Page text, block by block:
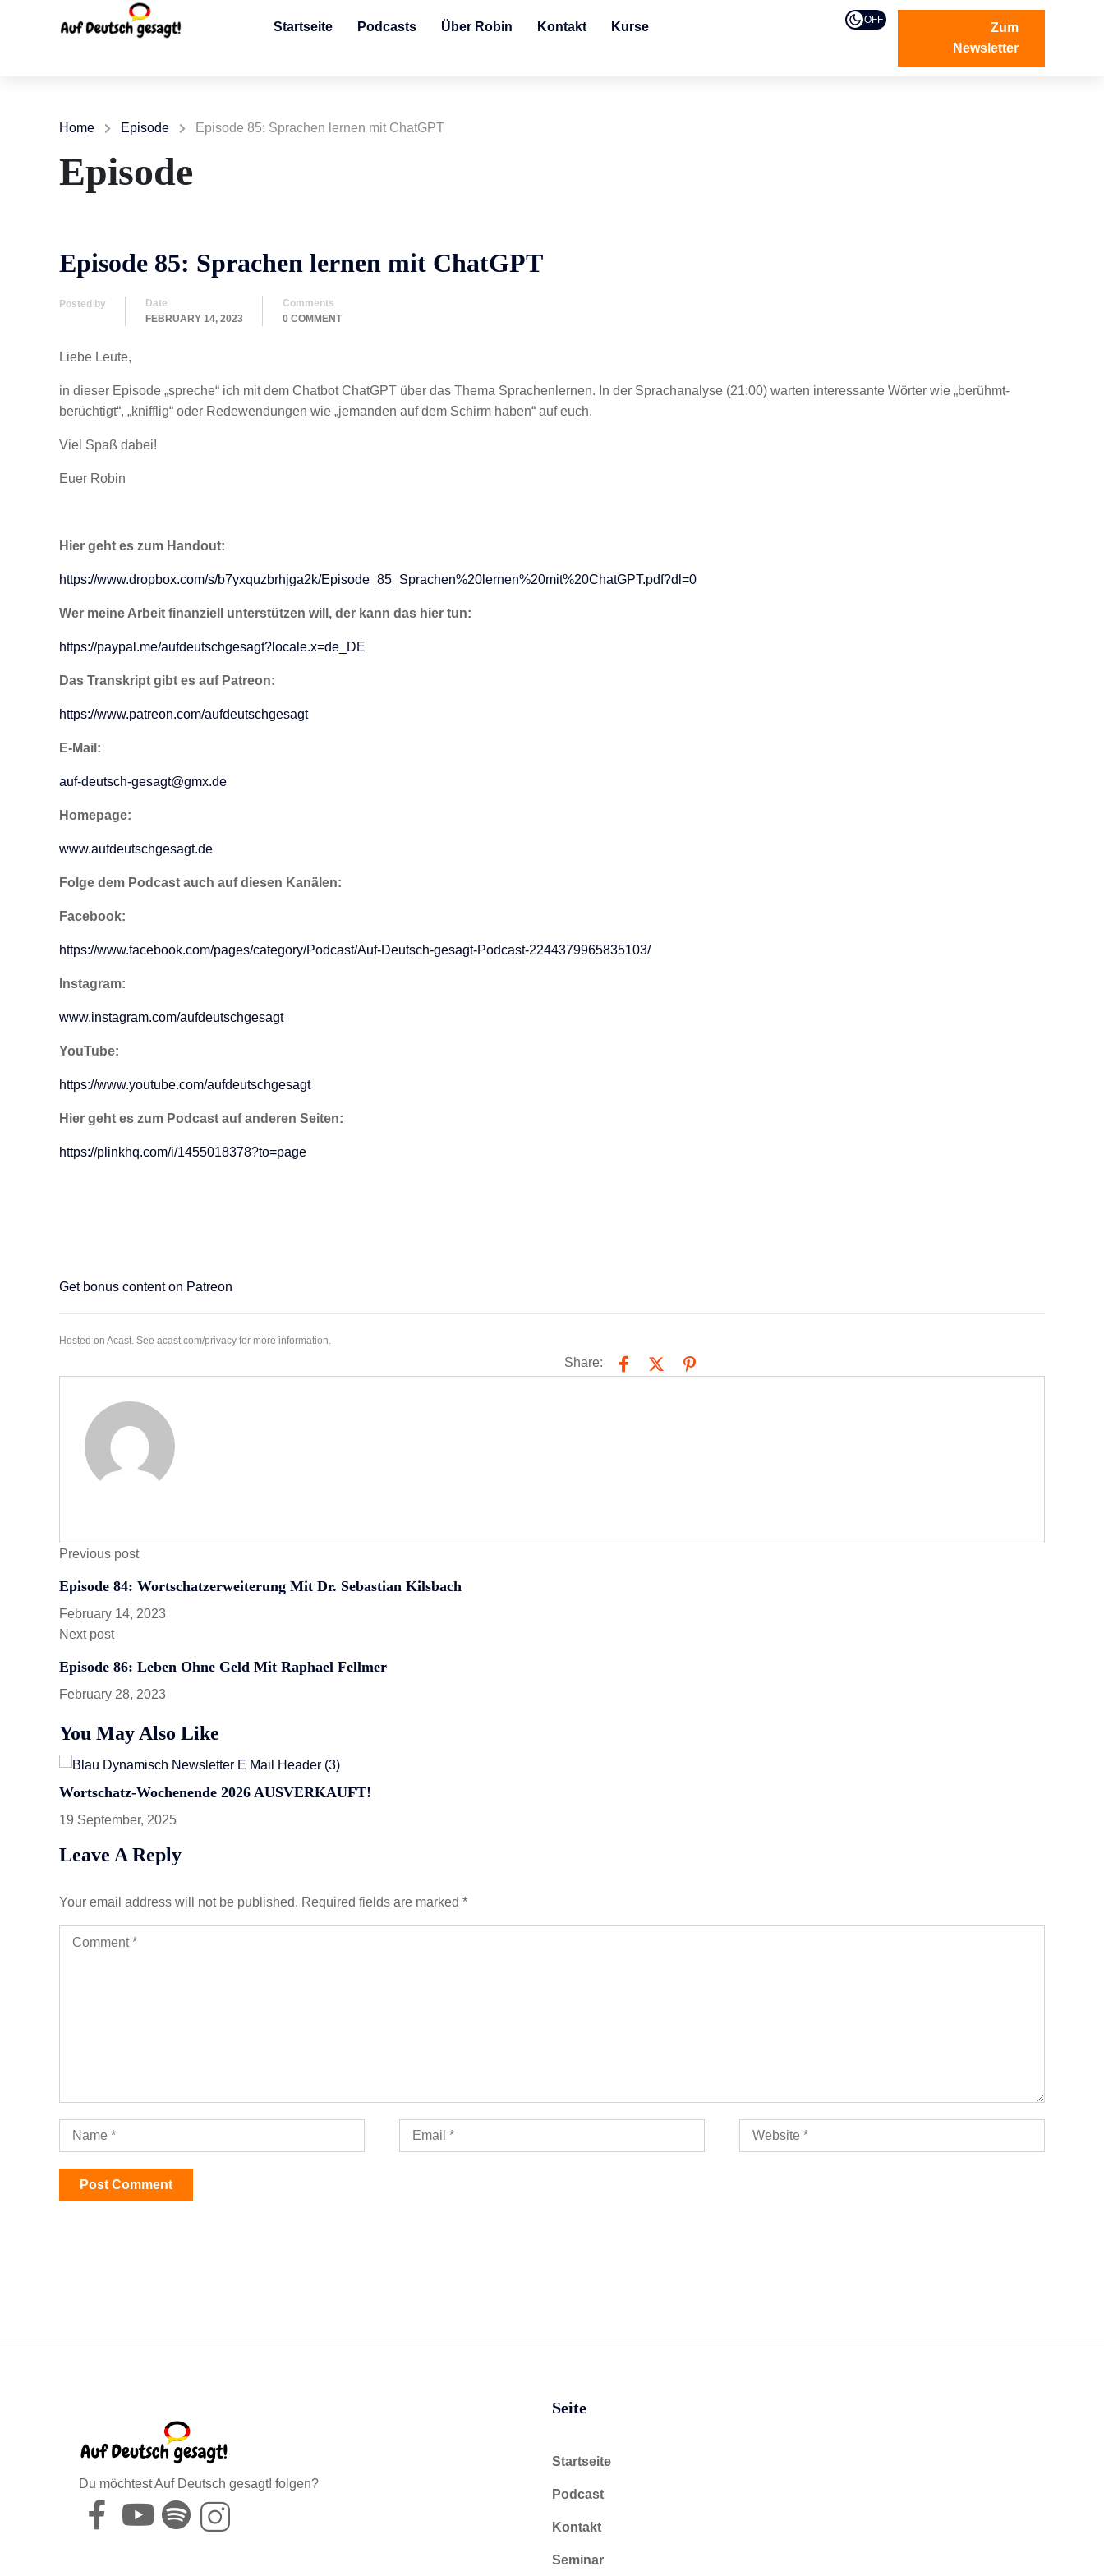
Startseite Podcasts Über Robin Kontakt Kurse OFF
Zum
Newsletter
Home Episode Episode 85: Sprachen lernen mit ChatGPT
Episode
Episode 85: Sprachen lernen mit ChatGPT
Posted by
Date
FEBRUARY 14, 2023
Comments
0 COMMENT
Liebe Leute,
in dieser Episode „spreche“ ich mit dem Chatbot ChatGPT über das Thema Sprachenlernen. In der Sprachanalyse (21:00) warten interessante Wörter wie „berühmt-
berüchtigt“, „knifflig“ oder Redewendungen wie „jemanden auf dem Schirm haben“ auf euch.
Viel Spaß dabei!
Euer Robin
Hier geht es zum Handout:
https://www.dropbox.com/s/b7yxquzbrhjga2k/Episode_85_Sprachen%20lernen%20mit%20ChatGPT.pdf?dl=0
Wer meine Arbeit finanziell unterstützen will, der kann das hier tun:
https://paypal.me/aufdeutschgesagt?locale.x=de_DE
Das Transkript gibt es auf Patreon:
https://www.patreon.com/aufdeutschgesagt
E-Mail:
auf-deutsch-gesagt@gmx.de
Homepage:
www.aufdeutschgesagt.de
Folge dem Podcast auch auf diesen Kanälen:
Facebook:
https://www.facebook.com/pages/category/Podcast/Auf-Deutsch-gesagt-Podcast-2244379965835103/
Instagram:
www.instagram.com/aufdeutschgesagt
YouTube:
https://www.youtube.com/aufdeutschgesagt
Hier geht es zum Podcast auf anderen Seiten:
https://plinkhq.com/i/1455018378?to=page
Get bonus content on Patreon
Hosted on Acast. See acast.com/privacy for more information.
Share:
Previous post
Episode 84: Wortschatzerweiterung Mit Dr. Sebastian Kilsbach
February 14, 2023
Next post
Episode 86: Leben Ohne Geld Mit Raphael Fellmer
February 28, 2023
You May Also Like
Wortschatz-Wochenende 2026 AUSVERKAUFT!
19 September, 2025
Leave A Reply
Your email address will not be published. Required fields are marked *
Du möchtest Auf Deutsch gesagt! folgen?
Seite
Startseite
Podcast
Kontakt
Seminar